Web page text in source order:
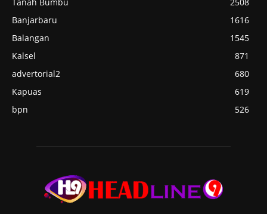
Banjarbaru
1616
Balangan
1545
Kalsel
871
advertorial2
680
Kapuas
619
bpn
526